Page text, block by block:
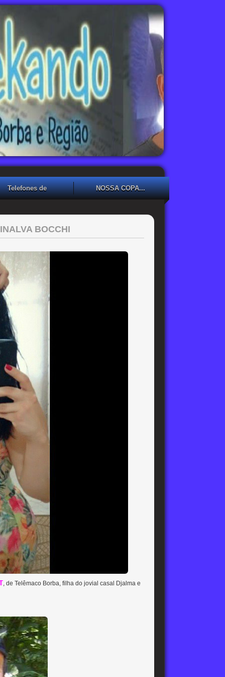
Telefones de
NOSSA COPA...
BOCCHI
, de Telêmaco Borba, filha do jovial casal Djalma e